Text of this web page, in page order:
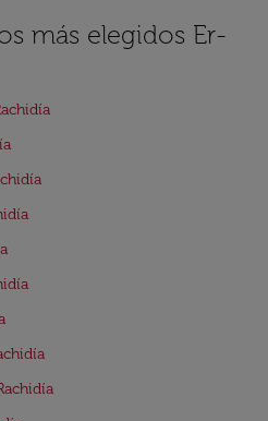
más elegidos Er-